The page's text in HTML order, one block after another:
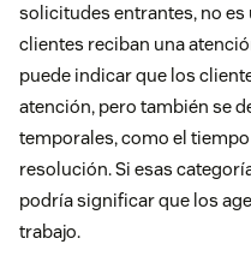
solicitudes entrantes, no
clientes reciban una
puede indicar que los
atención, pero también se
temporales, como el
resolución. Si esas
podría significar que los
trabajo.